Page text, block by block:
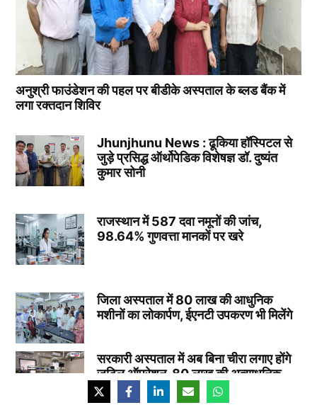
अनुश्री फाउंडेशन की पहल पर बीडीके अस्पताल के ब्लड बैंक में
लगा रक्तदान शिविर
Jhunjhunu News : ढूकिया हॉस्पिटल से
जुड़े प्रसिद्ध ऑर्थोपेडिक विशेषज्ञ डॉ. दुष्यंत
कुमार सोनी
राजस्थान में 587 दवा नमूनों की जांच,
98.64% गुणवत्ता मानकों पर खरे
जिला अस्पताल में 80 लाख की आधुनिक
मशीनों का लोकार्पण, ईएनटी उपकरण भी मिलेंगे
सरकारी अस्पताल में अब बिना चीरा लगाए होंगे
जटिल ऑपरेशन, 80 लाख की अत्याधुनिक
मशीनें स्थापित